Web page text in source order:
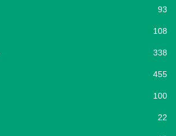
93
108
338
455
100
22